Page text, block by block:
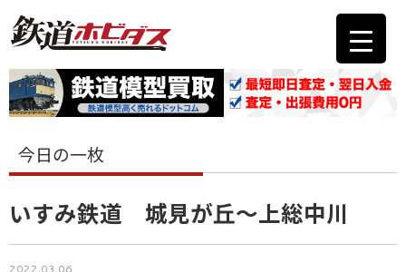
今日の一枚
いすみ鉄道 城見が丘～上総中川
2022.03.06